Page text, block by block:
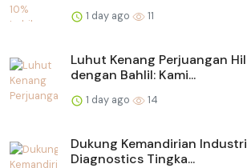
1 day ago 11
Luhut Kenang Perjuangan
dengan Bahlil: Kami...
1 day ago 14
Dukung Kemandirian
Diagnostics Tingka...